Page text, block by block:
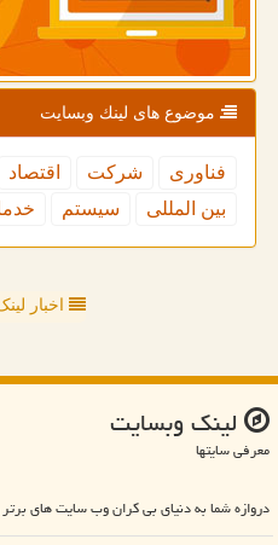
موضوع های لینك وبسایت
فناوری شركت اقتصاد
بین المللی
سیستم
اخبار
لینك وبسایت
معرفی سایتها
دروازه شما به دنیای بی کران وب سایت های برتر